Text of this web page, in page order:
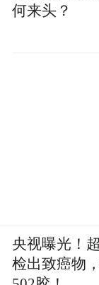
何来头？
央视曝光！
检出致癌物